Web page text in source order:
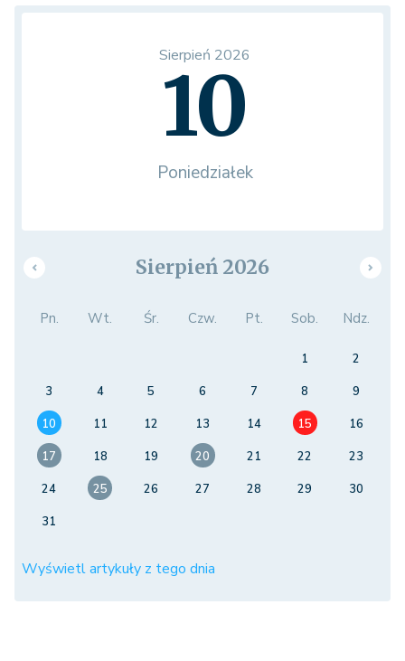
Sierpień 2026
10
Poniedziałek
Sierpień 2026
Pn. Wt. Śr. Czw. Pt. Sob. Ndz.
1
2
3
4 5 6 7 8
9
10
11 12 13 14 15
16
17
18 19 20 21 22
23
24
25 26 27 28 29
30
31
Wyświetl artykuły z tego dnia